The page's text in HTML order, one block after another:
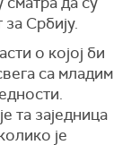
Србију.
о којој би
са младим
та заједница
је